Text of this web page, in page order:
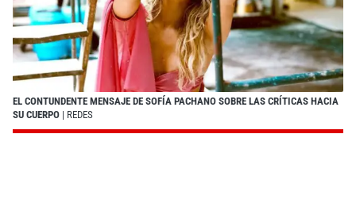
EL CONTUNDENTE MENSAJE DE SOFÍA PACHANO SOBRE LAS CRÍTICAS HACIA
SU CUERPO | REDES